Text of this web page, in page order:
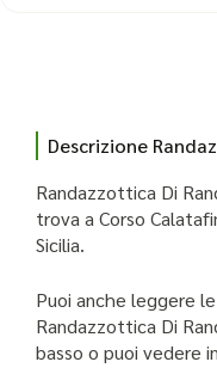
Descrizione
Randazzottica Di
trova a Corso
Sicilia.
Puoi anche leggere
Randazzottica Di
basso o puoi vedere